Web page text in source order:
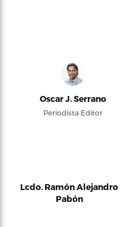
Oscar J. Serrano
Periodista Editor
Lcdo. Ramón Alejandro
Pabón